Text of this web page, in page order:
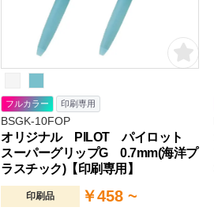
フルカラー 印刷専用
BSGK-10FOP
オリジナル PILOT パイロット
スーパーグリップG 0.7mm(海洋プ
ラスチック)【印刷専用】
印刷品 ￥458 ~